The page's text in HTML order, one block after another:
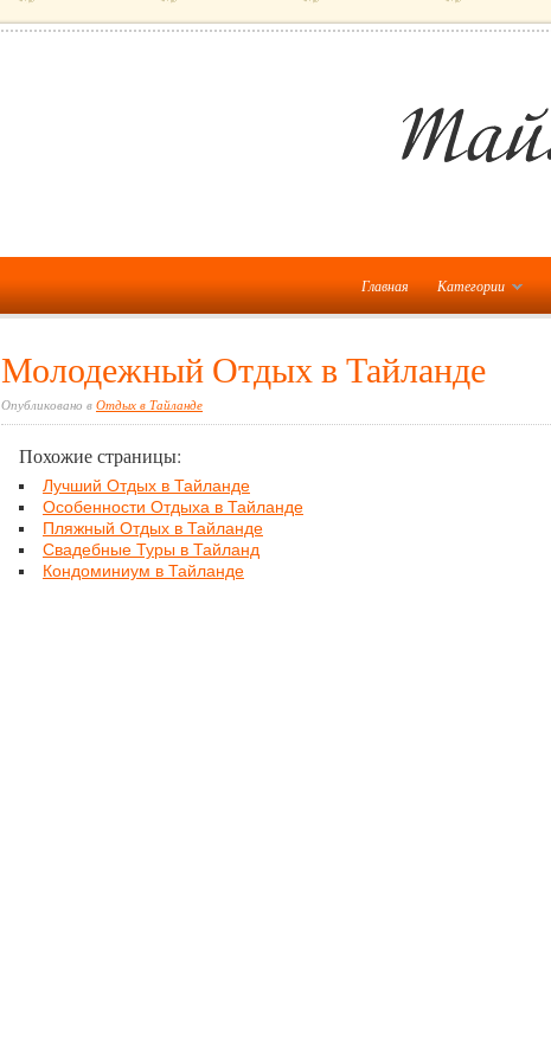
Главная Категории
Молодежный Отдых в Тайланде
Опубликовано в Отдых в Тайланде
Похожие страницы:
Лучший Отдых в Тайланде
Особенности Отдыха в Тайланде
Пляжный Отдых в Тайланде
Свадебные Туры в Тайланд
Кондоминиум в Тайланде